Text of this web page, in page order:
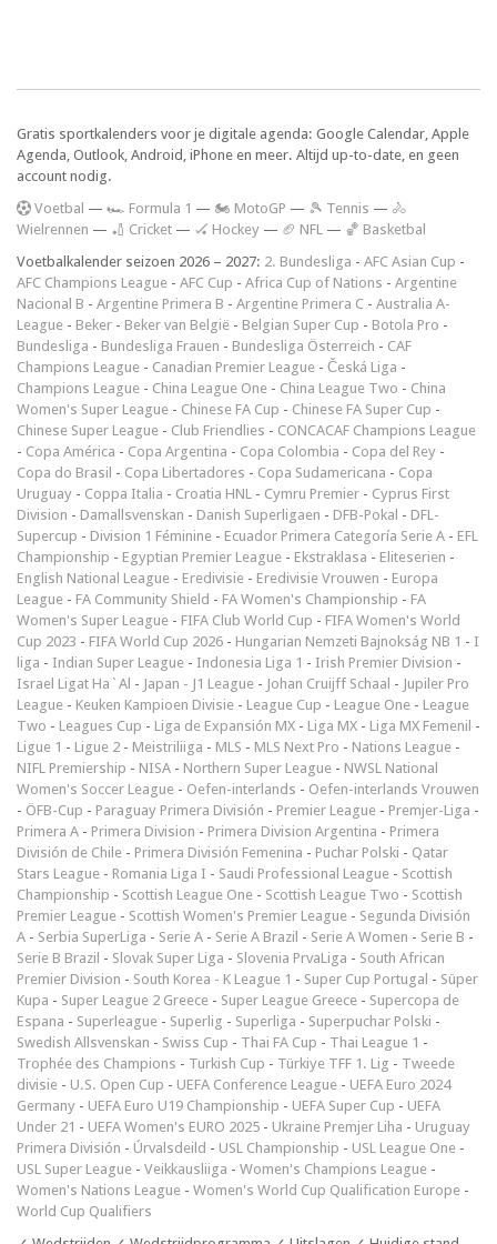
Gratis sportkalenders voor je digitale agenda: Google Calendar, Apple
Agenda, Outlook, Android, iPhone en meer. Altijd up-to-date, en geen
account nodig.
Voetbal — 🏎️ Formula 1 — 🏍 MotoGP — 🎾 Tennis — 🚴
Wielrennen — 🏏 Cricket — 🏑 Hockey — 🏈 NFL — 🏀 Basketbal
Voetbalkalender seizoen 2026 – 2027: 2. Bundesliga - AFC Asian Cup -
AFC Champions League - AFC Cup - Africa Cup of Nations - Argentine
Nacional B - Argentine Primera B - Argentine Primera C - Australia A-
League - Beker - Beker van België - Belgian Super Cup - Botola Pro -
Bundesliga - Bundesliga Frauen - Bundesliga Österreich - CAF
Champions League - Canadian Premier League - Česká Liga -
Champions League - China League One - China League Two - China
Women's Super League - Chinese FA Cup - Chinese FA Super Cup -
Chinese Super League - Club Friendlies - CONCACAF Champions League
- Copa América - Copa Argentina - Copa Colombia - Copa del Rey -
Copa do Brasil - Copa Libertadores - Copa Sudamericana - Copa
Uruguay - Coppa Italia - Croatia HNL - Cymru Premier - Cyprus First
Division - Damallsvenskan - Danish Superligaen - DFB-Pokal - DFL-
Supercup - Division 1 Féminine - Ecuador Primera Categoría Serie A - EFL
Championship - Egyptian Premier League - Ekstraklasa - Eliteserien -
English National League - Eredivisie - Eredivisie Vrouwen - Europa
League - FA Community Shield - FA Women's Championship - FA
Women's Super League - FIFA Club World Cup - FIFA Women's World
Cup 2023 - FIFA World Cup 2026 - Hungarian Nemzeti Bajnokság NB 1 - I
liga - Indian Super League - Indonesia Liga 1 - Irish Premier Division -
Israel Ligat Ha`Al - Japan - J1 League - Johan Cruijff Schaal - Jupiler Pro
League - Keuken Kampioen Divisie - League Cup - League One - League
Two - Leagues Cup - Liga de Expansión MX - Liga MX - Liga MX Femenil -
Ligue 1 - Ligue 2 - Meistriliiga - MLS - MLS Next Pro - Nations League -
NIFL Premiership - NISA - Northern Super League - NWSL National
Women's Soccer League - Oefen-interlands - Oefen-interlands Vrouwen
- ÖFB-Cup - Paraguay Primera División - Premier League - Premjer-Liga -
Primera A - Primera Division - Primera Division Argentina - Primera
División de Chile - Primera División Femenina - Puchar Polski - Qatar
Stars League - Romania Liga I - Saudi Professional League - Scottish
Championship - Scottish League One - Scottish League Two - Scottish
Premier League - Scottish Women's Premier League - Segunda División
A - Serbia SuperLiga - Serie A - Serie A Brazil - Serie A Women - Serie B -
Serie B Brazil - Slovak Super Liga - Slovenia PrvaLiga - South African
Premier Division - South Korea - K League 1 - Super Cup Portugal - Süper
Kupa - Super League 2 Greece - Super League Greece - Supercopa de
Espana - Superleague - Superlig - Superliga - Superpuchar Polski -
Swedish Allsvenskan - Swiss Cup - Thai FA Cup - Thai League 1 -
Trophée des Champions - Turkish Cup - Türkiye TFF 1. Lig - Tweede
divisie - U.S. Open Cup - UEFA Conference League - UEFA Euro 2024
Germany - UEFA Euro U19 Championship - UEFA Super Cup - UEFA
Under 21 - UEFA Women's EURO 2025 - Ukraine Premjer Liha - Uruguay
Primera División - Úrvalsdeild - USL Championship - USL League One -
USL Super League - Veikkausliiga - Women's Champions League -
Women's Nations League - Women's World Cup Qualification Europe -
World Cup Qualifiers